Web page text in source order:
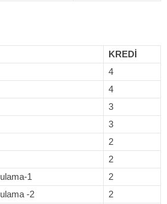
KREDİ
4
4
3
3
2
2
1
2
-2
2